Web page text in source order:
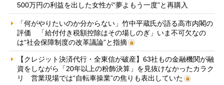
500万円の利益を出した女性が“夢よもう一度”と再購入
「何がやりたいのか分からない」竹中平蔵氏が語る高市内閣の
評価 「給付付き税額控除はその場しのぎ」いま不可欠なの
は“社会保障制度の改革議論”と指摘
【クレジット決済代行・全東信が破産】63社もの金融機関が融
資をしながら「20年以上の粉飾決算」を見抜けなかったカラク
リ 営業現場では“自転車操業”の焦りも表出していた